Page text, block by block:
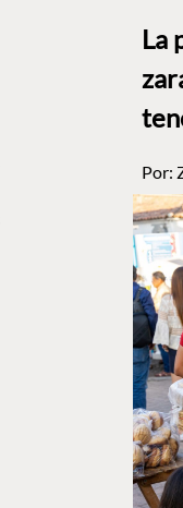
La
Por: